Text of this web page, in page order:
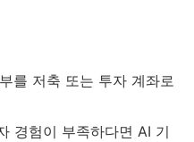
를 저축 또는 투자 계좌로
경험이 부족하다면 AI 기